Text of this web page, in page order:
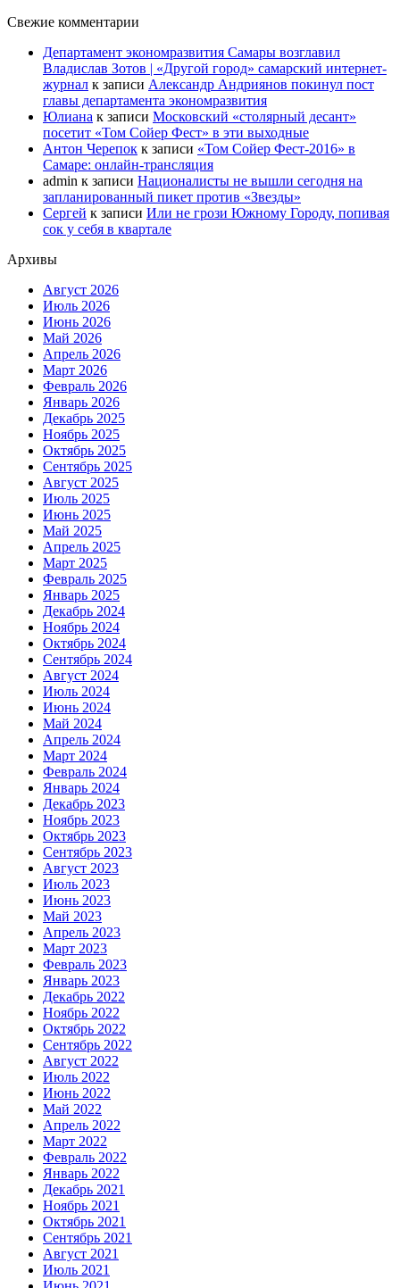
Свежие комментарии
Департамент экономразвития Самары возглавил
Владислав Зотов | «Другой город» самарский интернет-
журнал к записи Александр Андриянов покинул пост
главы департамента экономразвития
Юлиана к записи Московский «столярный десант»
посетит «Том Сойер Фест» в эти выходные
Антон Черепок к записи «Том Сойер Фест-2016» в
Самаре: онлайн-трансляция
admin к записи Националисты не вышли сегодня на
запланированный пикет против «Звезды»
Сергей к записи Или не грози Южному Городу, попивая
сок у себя в квартале
Архивы
Август 2026
Июль 2026
Июнь 2026
Май 2026
Апрель 2026
Март 2026
Февраль 2026
Январь 2026
Декабрь 2025
Ноябрь 2025
Октябрь 2025
Сентябрь 2025
Август 2025
Июль 2025
Июнь 2025
Май 2025
Апрель 2025
Март 2025
Февраль 2025
Январь 2025
Декабрь 2024
Ноябрь 2024
Октябрь 2024
Сентябрь 2024
Август 2024
Июль 2024
Июнь 2024
Май 2024
Апрель 2024
Март 2024
Февраль 2024
Январь 2024
Декабрь 2023
Ноябрь 2023
Октябрь 2023
Сентябрь 2023
Август 2023
Июль 2023
Июнь 2023
Май 2023
Апрель 2023
Март 2023
Февраль 2023
Январь 2023
Декабрь 2022
Ноябрь 2022
Октябрь 2022
Сентябрь 2022
Август 2022
Июль 2022
Июнь 2022
Май 2022
Апрель 2022
Март 2022
Февраль 2022
Январь 2022
Декабрь 2021
Ноябрь 2021
Октябрь 2021
Сентябрь 2021
Август 2021
Июль 2021